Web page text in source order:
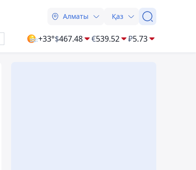
Алматы Қаз
+33°$467.48 €539.52 ₽5.73